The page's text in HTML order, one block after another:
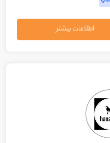
اطلاعات بیشتر